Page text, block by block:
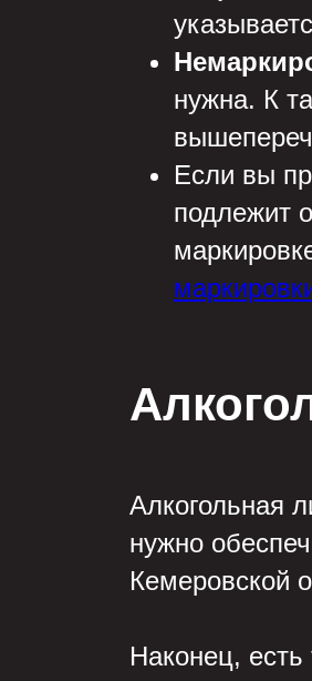
нужна. К
Если вы
подлежит
Алкогольная
нужно
Кемеровской
Наконец,